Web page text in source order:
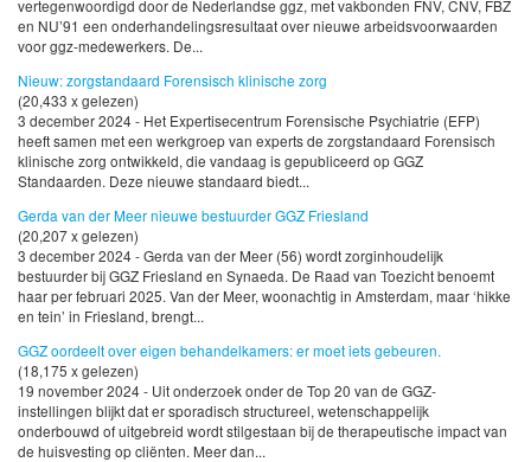
vertegenwoordigd door de Nederlandse ggz, met vakbonden FNV, CNV, FBZ
en NU’91 een onderhandelingsresultaat over nieuwe arbeidsvoorwaarden
voor ggz-medewerkers. De...
Nieuw: zorgstandaard Forensisch klinische zorg
(20,433 x gelezen)
3 december 2024 - Het Expertisecentrum Forensische Psychiatrie (EFP)
heeft samen met een werkgroep van experts de zorgstandaard Forensisch
klinische zorg ontwikkeld, die vandaag is gepubliceerd op GGZ
Standaarden. Deze nieuwe standaard biedt...
Gerda van der Meer nieuwe bestuurder GGZ Friesland
(20,207 x gelezen)
3 december 2024 - Gerda van der Meer (56) wordt zorginhoudelijk
bestuurder bij GGZ Friesland en Synaeda. De Raad van Toezicht benoemt
haar per februari 2025. Van der Meer, woonachtig in Amsterdam, maar ‘hikke
en tein’ in Friesland, brengt...
GGZ oordeelt over eigen behandelkamers: er moet iets gebeuren.
(18,175 x gelezen)
19 november 2024 - Uit onderzoek onder de Top 20 van de GGZ-
instellingen blijkt dat er sporadisch structureel, wetenschappelijk
onderbouwd of uitgebreid wordt stilgestaan bij de therapeutische impact van
de huisvesting op cliënten. Meer dan...